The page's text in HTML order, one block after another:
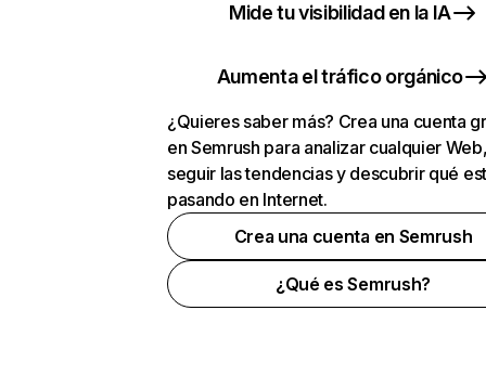
Mide tu visibilidad en la IA
Aumenta el tráfico orgánico
¿Quieres saber más? Crea una cuenta
en Semrush para analizar cualquier
seguir las tendencias y descubrir qué
pasando en Internet.
Crea una cuenta en Semrush
¿Qué es Semrush?